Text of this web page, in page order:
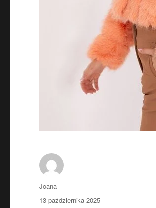
Autor
Joana
Opublikowano
13 października 2025